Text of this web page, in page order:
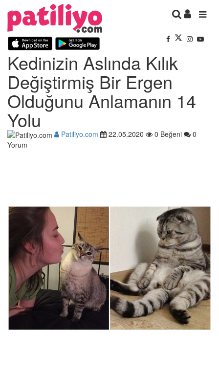
Kedinizin Aslında Kılık
Değiştirmiş Bir Ergen
Olduğunu Anlamanın 14
Yolu
Patiliyo.com 22.05.2020 0 Beğeni
0
Yorum